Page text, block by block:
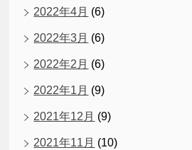
2022年4月 (6)
2022年3月 (6)
2022年2月 (6)
2022年1月 (9)
2021年12月 (9)
2021年11月 (10)